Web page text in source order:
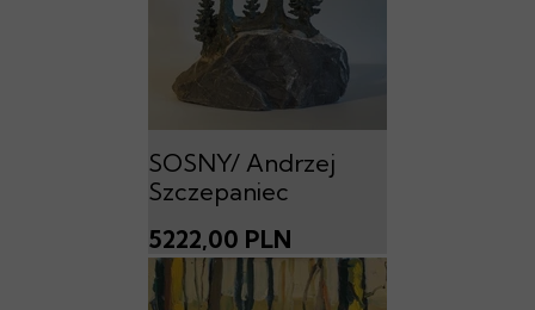
SOSNY/ Andrzej
Szczepaniec
5222,00 PLN